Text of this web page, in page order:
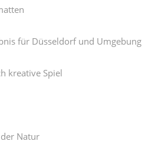
für Düsseldorf und Umgebung
kreative Spiel
Natur